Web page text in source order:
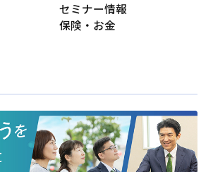
セミナー情報
保険・お金